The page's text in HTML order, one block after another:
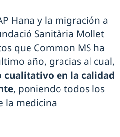
Hana y la migración a
Sanitària Mollet
que Common MS ha
año, gracias al cual,
cualitativo en la calidad
, poniendo todos los
la medicina